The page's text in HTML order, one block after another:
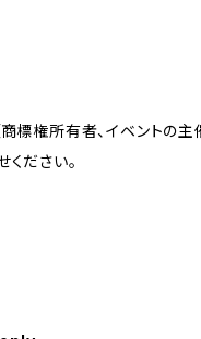
標権所有者、イベントの
ださい。